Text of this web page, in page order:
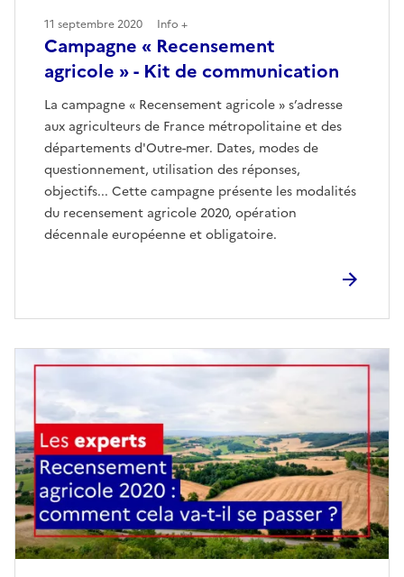
Campagne « Recensement
agricole » - Kit de communication
La campagne « Recensement agricole » s’adresse
aux agriculteurs de France métropolitaine et des
départements d'Outre-mer. Dates, modes de
questionnement, utilisation des réponses,
objectifs... Cette campagne présente les modalités
du recensement agricole 2020, opération
décennale européenne et obligatoire.
11 septembre 2020 Info +